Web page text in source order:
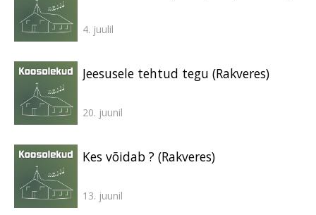
4. juulil
Jeesusele tehtud tegu (Rakveres)
20. juunil
Kes võidab ? (Rakveres)
13. juunil